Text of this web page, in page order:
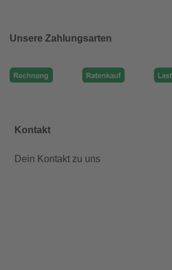
Unsere Zahlungsarten
Kontakt
Dein Kontakt zu uns